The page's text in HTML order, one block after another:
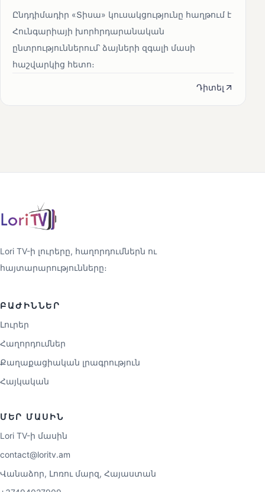
Ընդդիմադիր «Տիսա» կուսակցությունը հաղթում է
Հունգարիայի խորհրդարանական
ընտրություններում՝ ձայների զգալի մասի
հաշվարկից հետո։
Դիտել
Lori TV-ի լուրերը, հաղորդումներն ու
հայտարարությունները։
ԲԱԺԻՆՆԵՐ
Լուրեր
Հաղորդումներ
Քաղաքացիական լրագրություն
Հայկական
ՄԵՐ ՄԱՍԻՆ
Lori TV-ի մասին
contact@loritv.am
Վանաձոր, Լոռու մարզ, Հայաստան